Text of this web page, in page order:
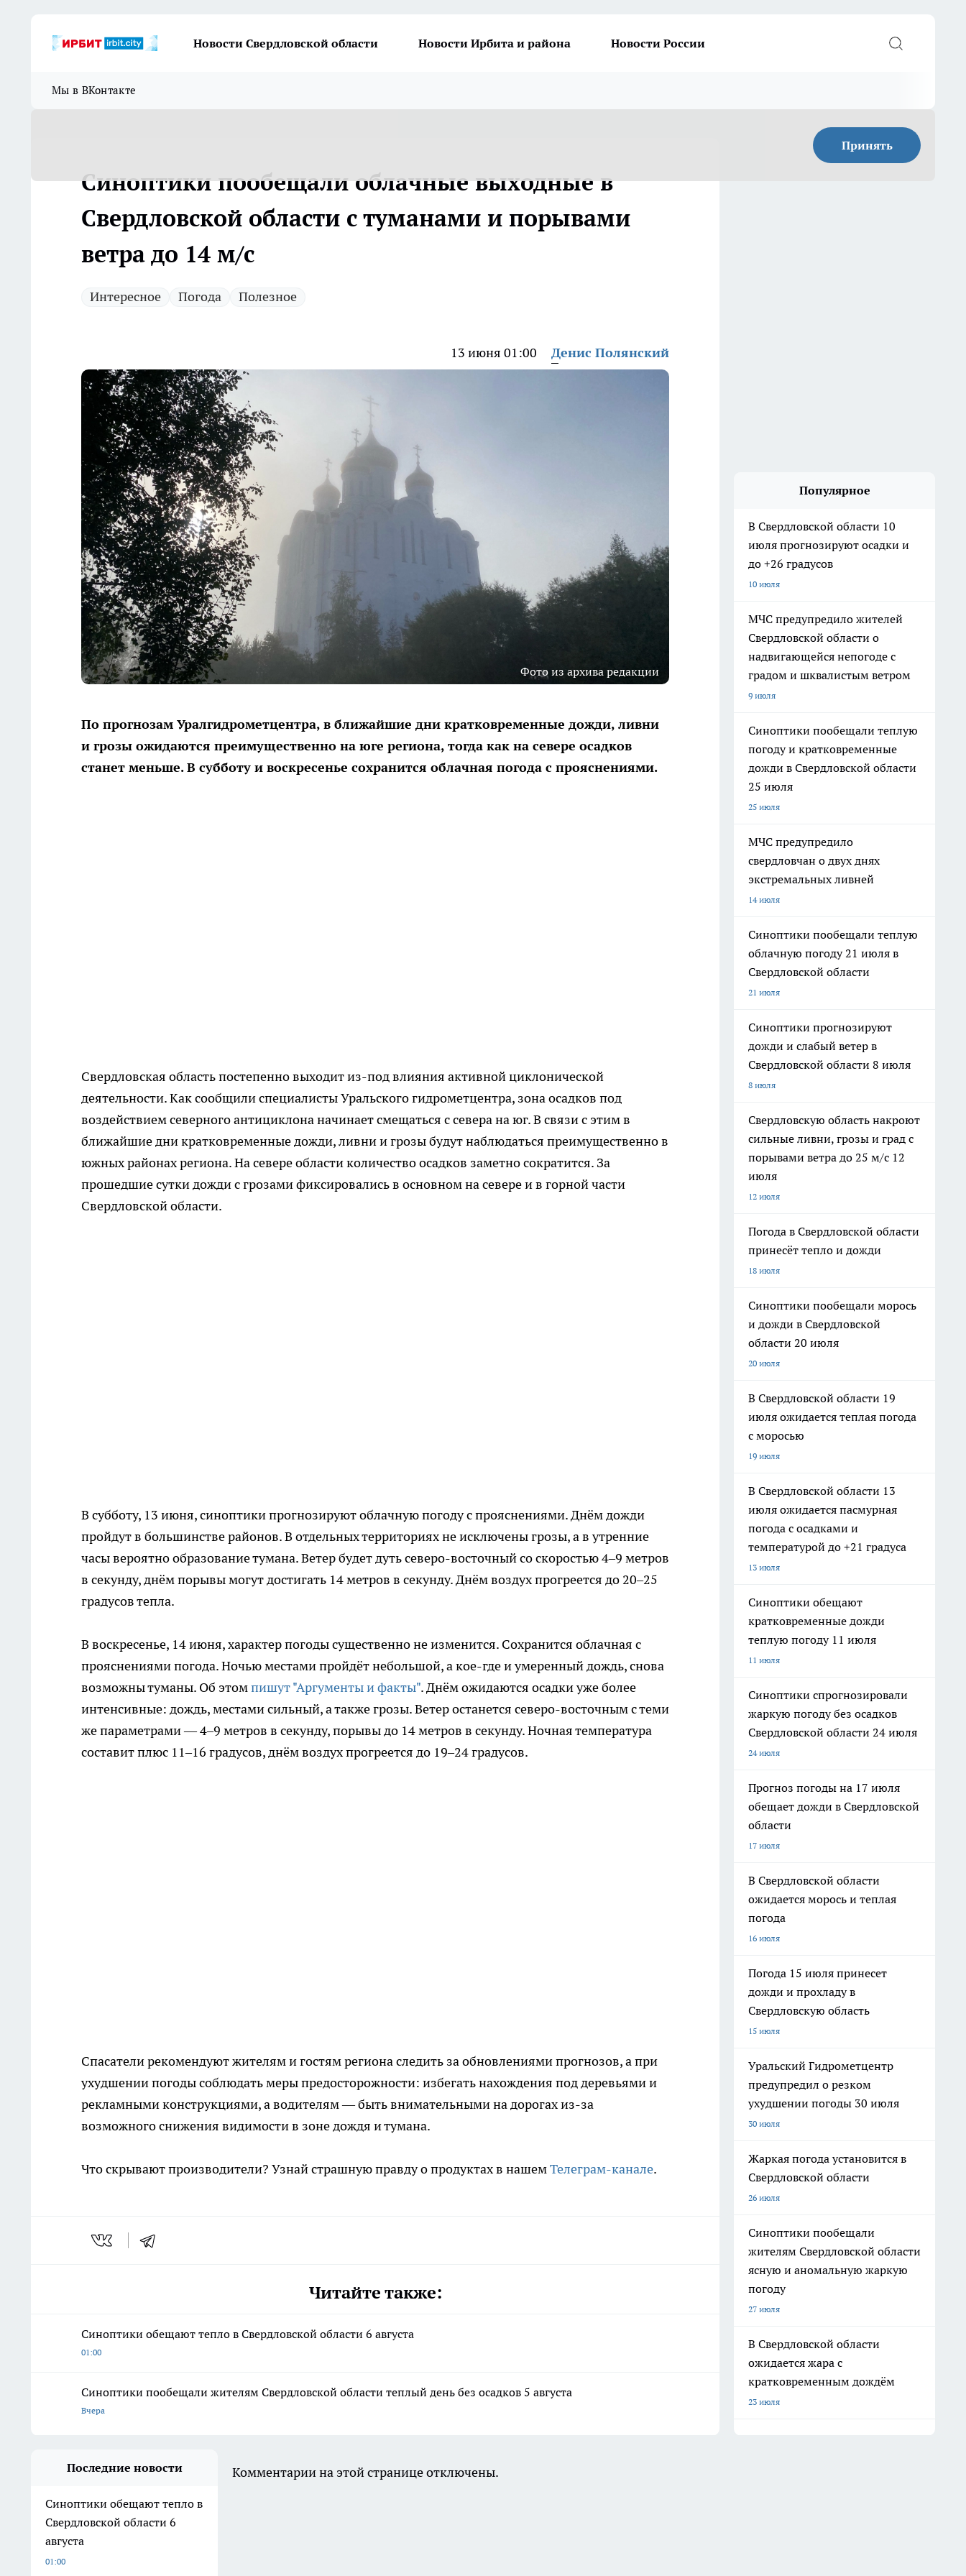
Новости Свердловской области Новости Ирбита и района Новости России
Мы в ВКонтакте
Принять
Синоптики пообещали облачные выходные в
Свердловской области с туманами и порывами
ветра до 14 м/с
Интересное Погода Полезное
13 июня 01:00 Денис Полянский
Фото из архива редакции
По прогнозам Уралгидрометцентра, в ближайшие дни кратковременные дожди, ливни
и грозы ожидаются преимущественно на юге региона, тогда как на севере осадков
станет меньше. В субботу и воскресенье сохранится облачная погода с прояснениями.
Свердловская область постепенно выходит из-под влияния активной циклонической
деятельности. Как сообщили специалисты Уральского гидрометцентра, зона осадков под
воздействием северного антициклона начинает смещаться с севера на юг. В связи с этим в
ближайшие дни кратковременные дожди, ливни и грозы будут наблюдаться преимущественно в
южных районах региона. На севере области количество осадков заметно сократится. За
прошедшие сутки дожди с грозами фиксировались в основном на севере и в горной части
Свердловской области.
В субботу, 13 июня, синоптики прогнозируют облачную погоду с прояснениями. Днём дожди
пройдут в большинстве районов. В отдельных территориях не исключены грозы, а в утренние
часы вероятно образование тумана. Ветер будет дуть северо-восточный со скоростью 4–9 метров
в секунду, днём порывы могут достигать 14 метров в секунду. Днём воздух прогреется до 20–25
градусов тепла.
В воскресенье, 14 июня, характер погоды существенно не изменится. Сохранится облачная с
прояснениями погода. Ночью местами пройдёт небольшой, а кое-где и умеренный дождь, снова
возможны туманы. Об этомпишут "Аргументы и факты". Днём ожидаются осадки уже более
интенсивные: дождь, местами сильный, а также грозы. Ветер останется северо-восточным с теми
же параметрами — 4–9 метров в секунду, порывы до 14 метров в секунду. Ночная температура
составит плюс 11–16 градусов, днём воздух прогреется до 19–24 градусов.
Спасатели рекомендуют жителям и гостям региона следить за обновлениями прогнозов, а при
ухудшении погоды соблюдать меры предосторожности: избегать нахождения под деревьями и
рекламными конструкциями, а водителям — быть внимательными на дорогах из-за
возможного снижения видимости в зоне дождя и тумана.
Что скрывают производители? Узнай страшную правду о продуктах в нашемТелеграм-канале.
Читайте также:
Синоптики обещают тепло в Свердловской области 6 августа
01:00
Синоптики пообещали жителям Свердловской области теплый день без осадков 5 августа
Вчера
Популярное
В Свердловской области 10
июля прогнозируют осадки и
до +26 градусов
10 июля
МЧС предупредило жителей
Свердловской области о
надвигающейся непогоде с
градом и шквалистым ветром
9 июля
Синоптики пообещали теплую
погоду и кратковременные
дожди в Свердловской области
25 июля
25 июля
МЧС предупредило
свердловчан о двух днях
экстремальных ливней
14 июля
Синоптики пообещали теплую
облачную погоду 21 июля в
Свердловской области
21 июля
Синоптики прогнозируют
дожди и слабый ветер в
Свердловской области 8 июля
8 июля
Свердловскую область накроют
сильные ливни, грозы и град с
порывами ветра до 25 м/с 12
июля
12 июля
Погода в Свердловской области
принесёт тепло и дожди
18 июля
Синоптики пообещали морось
и дожди в Свердловской
области 20 июля
20 июля
В Свердловской области 19
июля ожидается теплая погода
с моросью
19 июля
В Свердловской области 13
июля ожидается пасмурная
погода с осадками и
температурой до +21 градуса
13 июля
Синоптики обещают
кратковременные дожди
теплую погоду 11 июля
11 июля
Синоптики спрогнозировали
жаркую погоду без осадков
Свердловской области 24 июля
24 июля
Прогноз погоды на 17 июля
обещает дожди в Свердловской
области
17 июля
В Свердловской области
ожидается морось и теплая
погода
16 июля
Погода 15 июля принесет
дожди и прохладу в
Свердловскую область
15 июля
Уральский Гидрометцентр
предупредил о резком
ухудшении погоды 30 июля
30 июля
Жаркая погода установится в
Свердловской области
26 июля
Синоптики пообещали
жителям Свердловской области
ясную и аномальную жаркую
погоду
27 июля
В Свердловской области
ожидается жара с
кратковременным дождём
23 июля
Последние новости
Синоптики обещают тепло в
Свердловской области 6
августа
01:00
Комментарии на этой странице отключены.